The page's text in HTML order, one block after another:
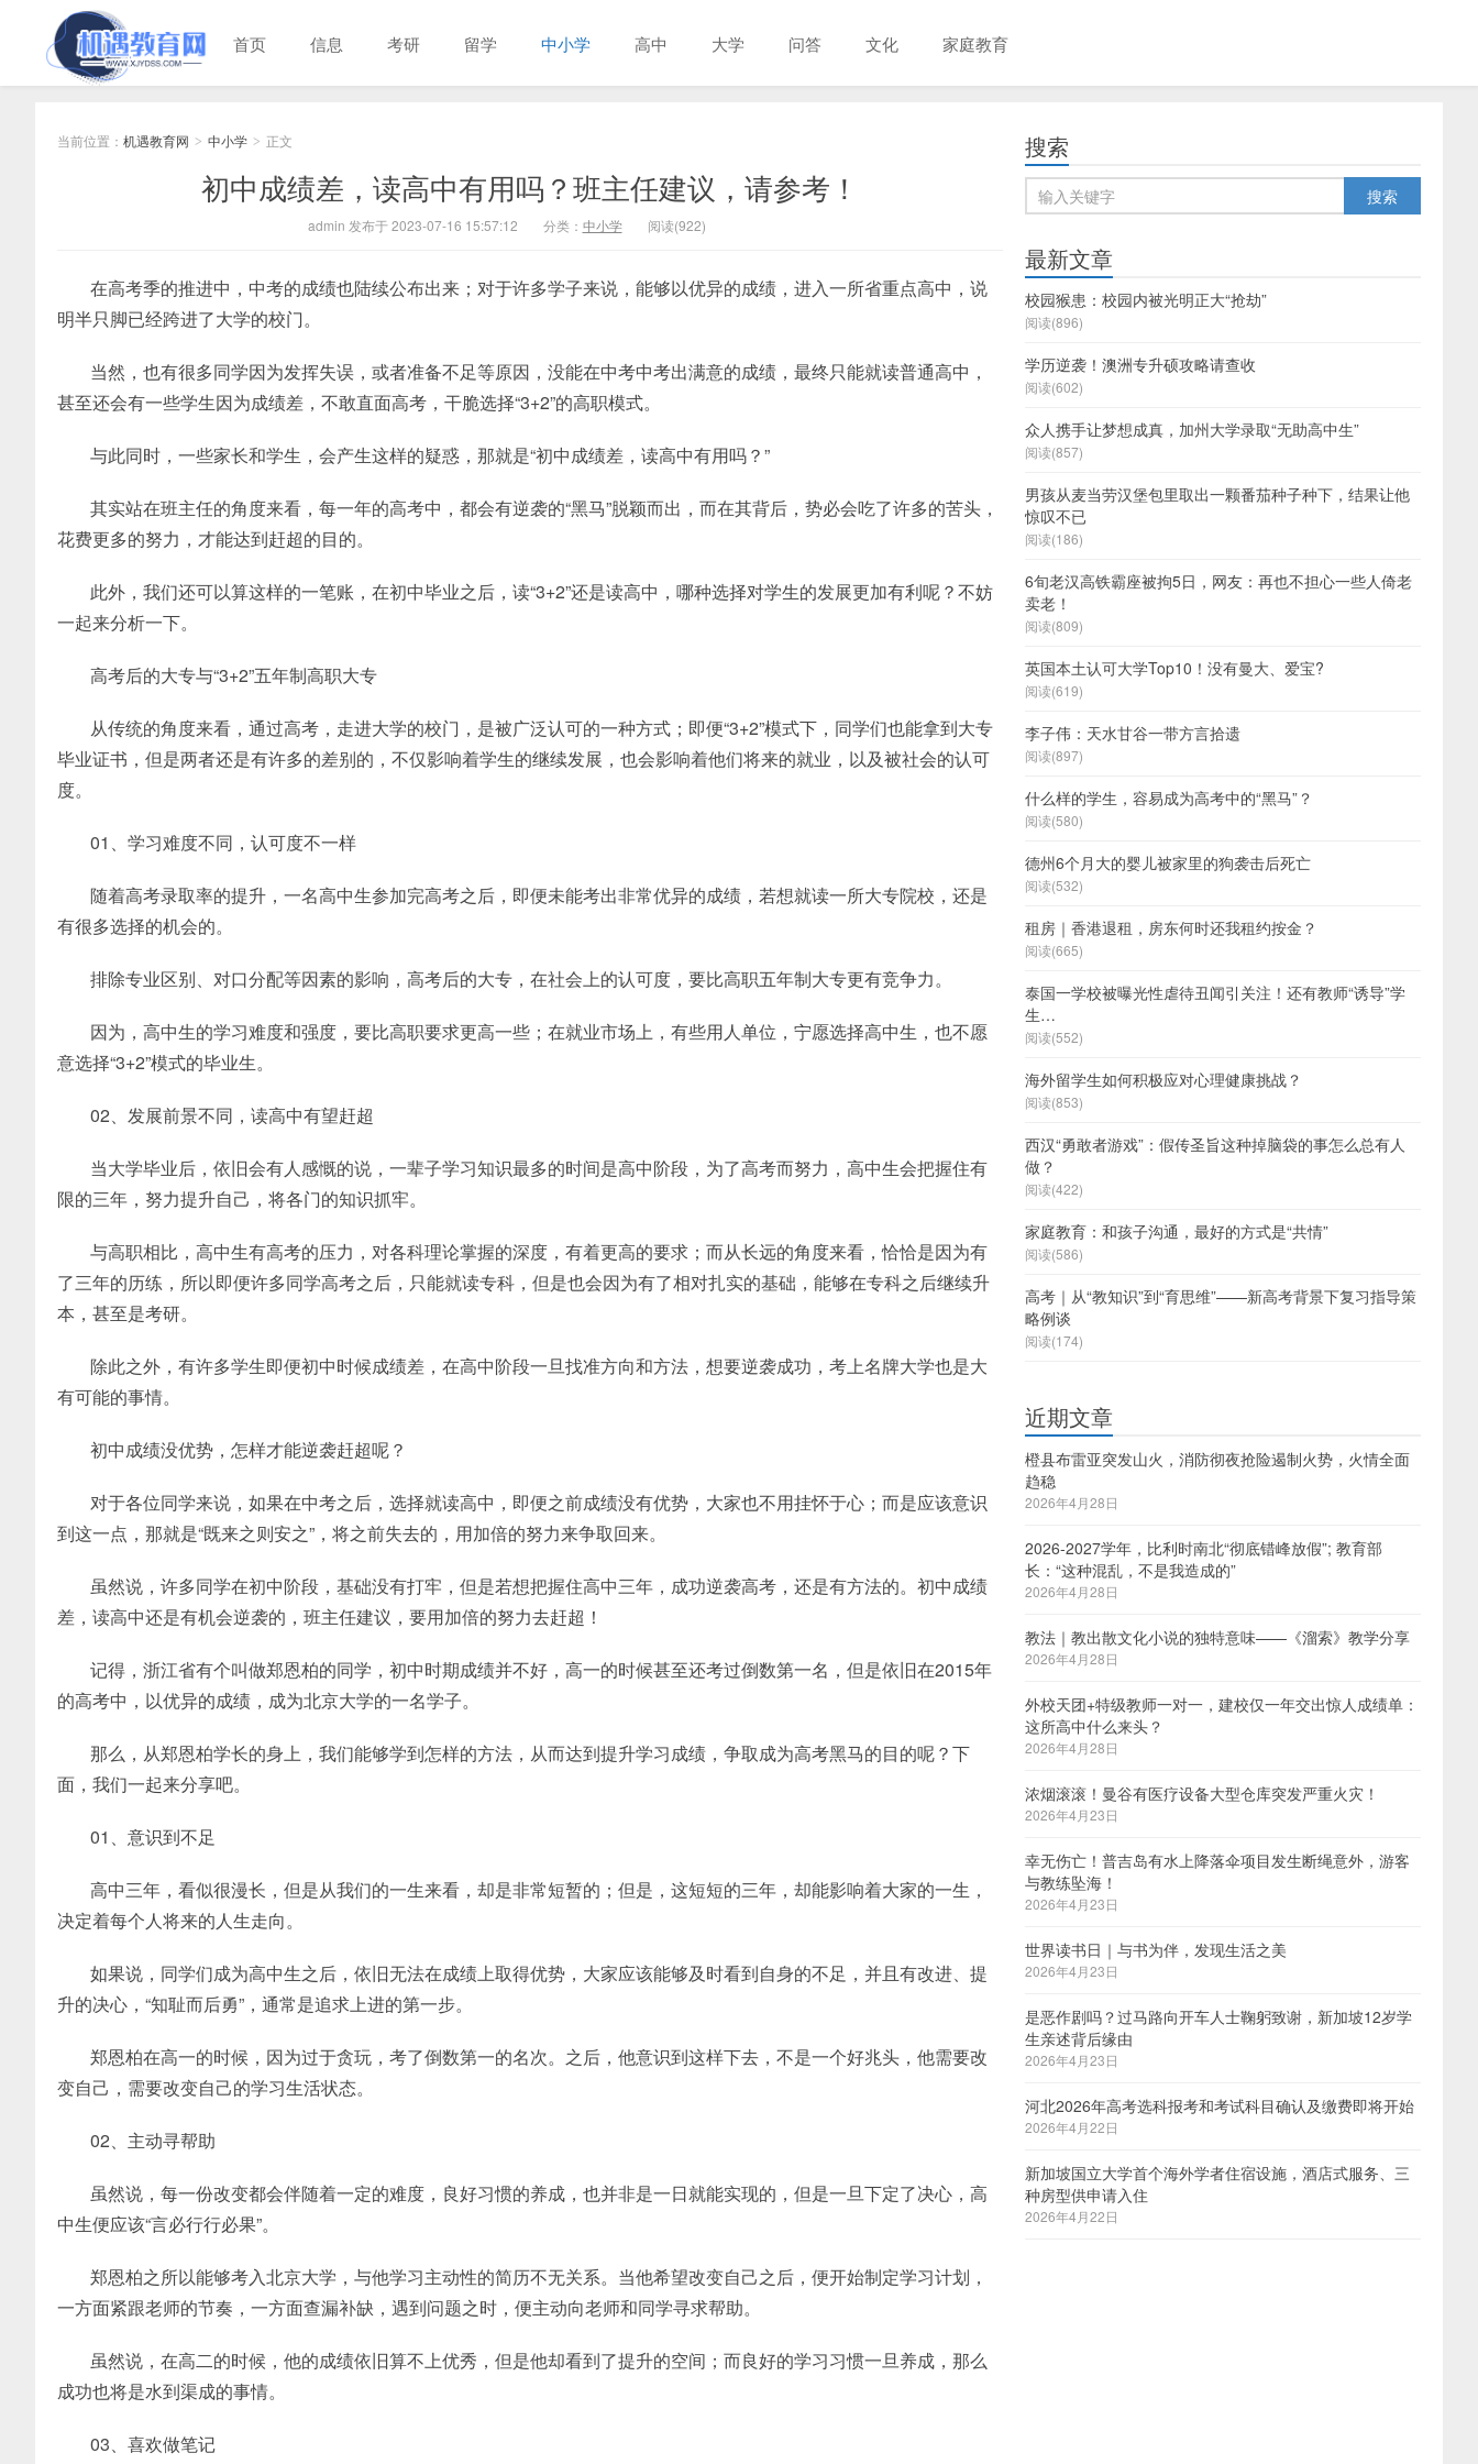
首页 信息 考研 留学 中小学 高中 大学 问答 文化 家庭教育
当前位置： 机遇教育网 > 中小学 > 正文
初中成绩差，读高中有用吗？班主任建议，请参考！
admin 发布于 2023-07-16 15:57:12 分类： 中小学 阅读(922)
在高考季的推进中，中考的成绩也陆续公布出来；对于许多学子来说，能够以优异的成绩，进入一所省重点高中，说
明半只脚已经跨进了大学的校门。
当然，也有很多同学因为发挥失误，或者准备不足等原因，没能在中考中考出满意的成绩，最终只能就读普通高中，
甚至还会有一些学生因为成绩差，不敢直面高考，干脆选择“3+2”的高职模式。
与此同时，一些家长和学生，会产生这样的疑惑，那就是“初中成绩差，读高中有用吗？”
其实站在班主任的角度来看，每一年的高考中，都会有逆袭的“黑马”脱颖而出，而在其背后，势必会吃了许多的苦头，
花费更多的努力，才能达到赶超的目的。
此外，我们还可以算这样的一笔账，在初中毕业之后，读“3+2”还是读高中，哪种选择对学生的发展更加有利呢？不妨
一起来分析一下。
高考后的大专与“3+2”五年制高职大专
从传统的角度来看，通过高考，走进大学的校门，是被广泛认可的一种方式；即便“3+2”模式下，同学们也能拿到大专
毕业证书，但是两者还是有许多的差别的，不仅影响着学生的继续发展，也会影响着他们将来的就业，以及被社会的认可
度。
01、学习难度不同，认可度不一样
随着高考录取率的提升，一名高中生参加完高考之后，即便未能考出非常优异的成绩，若想就读一所大专院校，还是
有很多选择的机会的。
排除专业区别、对口分配等因素的影响，高考后的大专，在社会上的认可度，要比高职五年制大专更有竞争力。
因为，高中生的学习难度和强度，要比高职要求更高一些；在就业市场上，有些用人单位，宁愿选择高中生，也不愿
意选择“3+2”模式的毕业生。
02、发展前景不同，读高中有望赶超
当大学毕业后，依旧会有人感慨的说，一辈子学习知识最多的时间是高中阶段，为了高考而努力，高中生会把握住有
限的三年，努力提升自己，将各门的知识抓牢。
与高职相比，高中生有高考的压力，对各科理论掌握的深度，有着更高的要求；而从长远的角度来看，恰恰是因为有
了三年的历练，所以即便许多同学高考之后，只能就读专科，但是也会因为有了相对扎实的基础，能够在专科之后继续升
本，甚至是考研。
除此之外，有许多学生即便初中时候成绩差，在高中阶段一旦找准方向和方法，想要逆袭成功，考上名牌大学也是大
有可能的事情。
初中成绩没优势，怎样才能逆袭赶超呢？
对于各位同学来说，如果在中考之后，选择就读高中，即便之前成绩没有优势，大家也不用挂怀于心；而是应该意识
到这一点，那就是“既来之则安之”，将之前失去的，用加倍的努力来争取回来。
虽然说，许多同学在初中阶段，基础没有打牢，但是若想把握住高中三年，成功逆袭高考，还是有方法的。初中成绩
差，读高中还是有机会逆袭的，班主任建议，要用加倍的努力去赶超！
记得，浙江省有个叫做郑恩柏的同学，初中时期成绩并不好，高一的时候甚至还考过倒数第一名，但是依旧在2015年
的高考中，以优异的成绩，成为北京大学的一名学子。
那么，从郑恩柏学长的身上，我们能够学到怎样的方法，从而达到提升学习成绩，争取成为高考黑马的目的呢？下
面，我们一起来分享吧。
01、意识到不足
高中三年，看似很漫长，但是从我们的一生来看，却是非常短暂的；但是，这短短的三年，却能影响着大家的一生，
决定着每个人将来的人生走向。
如果说，同学们成为高中生之后，依旧无法在成绩上取得优势，大家应该能够及时看到自身的不足，并且有改进、提
升的决心，“知耻而后勇”，通常是追求上进的第一步。
郑恩柏在高一的时候，因为过于贪玩，考了倒数第一的名次。之后，他意识到这样下去，不是一个好兆头，他需要改
变自己，需要改变自己的学习生活状态。
02、主动寻帮助
虽然说，每一份改变都会伴随着一定的难度，良好习惯的养成，也并非是一日就能实现的，但是一旦下定了决心，高
中生便应该“言必行行必果”。
郑恩柏之所以能够考入北京大学，与他学习主动性的简历不无关系。当他希望改变自己之后，便开始制定学习计划，
一方面紧跟老师的节奏，一方面查漏补缺，遇到问题之时，便主动向老师和同学寻求帮助。
虽然说，在高二的时候，他的成绩依旧算不上优秀，但是他却看到了提升的空间；而良好的学习习惯一旦养成，那么
成功也将是水到渠成的事情。
03、喜欢做笔记
搜索
最新文章
校园猴患：校园内被光明正大“抢劫”
阅读(896)
学历逆袭！澳洲专升硕攻略请查收
阅读(602)
众人携手让梦想成真，加州大学录取“无助高中生”
阅读(857)
男孩从麦当劳汉堡包里取出一颗番茄种子种下，结果让他
惊叹不已
阅读(186)
6旬老汉高铁霸座被拘5日，网友：再也不担心一些人倚老
卖老！
阅读(809)
英国本土认可大学Top10！没有曼大、爱宝?
阅读(619)
李子伟：天水甘谷一带方言拾遗
阅读(897)
什么样的学生，容易成为高考中的“黑马”？
阅读(580)
德州6个月大的婴儿被家里的狗袭击后死亡
阅读(532)
租房｜香港退租，房东何时还我租约按金？
阅读(665)
泰国一学校被曝光性虐待丑闻引关注！还有教师“诱导”学
生…
阅读(552)
海外留学生如何积极应对心理健康挑战？
阅读(853)
西汉“勇敢者游戏”：假传圣旨这种掉脑袋的事怎么总有人
做？
阅读(422)
家庭教育：和孩子沟通，最好的方式是“共情”
阅读(586)
高考｜从“教知识”到“育思维”——新高考背景下复习指导策
略例谈
阅读(174)
近期文章
橙县布雷亚突发山火，消防彻夜抢险遏制火势，火情全面
趋稳
2026年4月28日
2026-2027学年，比利时南北“彻底错峰放假”; 教育部
长：“这种混乱，不是我造成的”
2026年4月28日
教法｜教出散文化小说的独特意味——《溜索》教学分享
2026年4月28日
外校天团+特级教师一对一，建校仅一年交出惊人成绩单：
这所高中什么来头？
2026年4月28日
浓烟滚滚！曼谷有医疗设备大型仓库突发严重火灾！
2026年4月23日
幸无伤亡！普吉岛有水上降落伞项目发生断绳意外，游客
与教练坠海！
2026年4月23日
世界读书日｜与书为伴，发现生活之美
2026年4月23日
是恶作剧吗？过马路向开车人士鞠躬致谢，新加坡12岁学
生亲述背后缘由
2026年4月23日
河北2026年高考选科报考和考试科目确认及缴费即将开始
2026年4月22日
新加坡国立大学首个海外学者住宿设施，酒店式服务、三
种房型供申请入住
2026年4月22日